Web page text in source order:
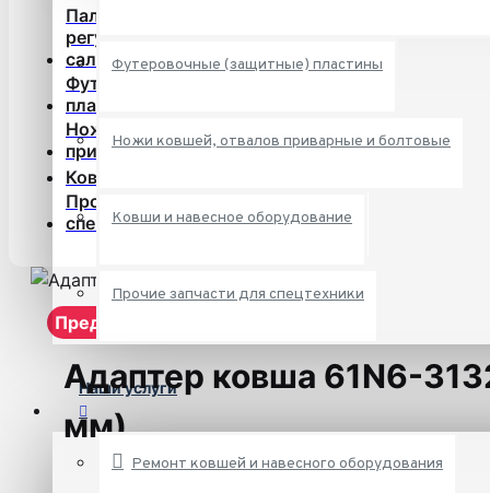
Футеровочные (защитные) пластины
Ножи ковшей, отвалов приварные и болтовые
Ковши и навесное оборудование
Прочие запчасти для спецтехники
Наши услуги
Ремонт ковшей и навесного оборудования
Пальцы, втулки,
регулировочные кольца,
сальники
Футеровочные (защитные)
пластины
Ножи ковшей, отвалов
приварные и болтовые
Ковши и навесное оборудование
Прочие запчасти для
спецтехники
Предзаказ
Адаптер ковша 61N6-
мм)